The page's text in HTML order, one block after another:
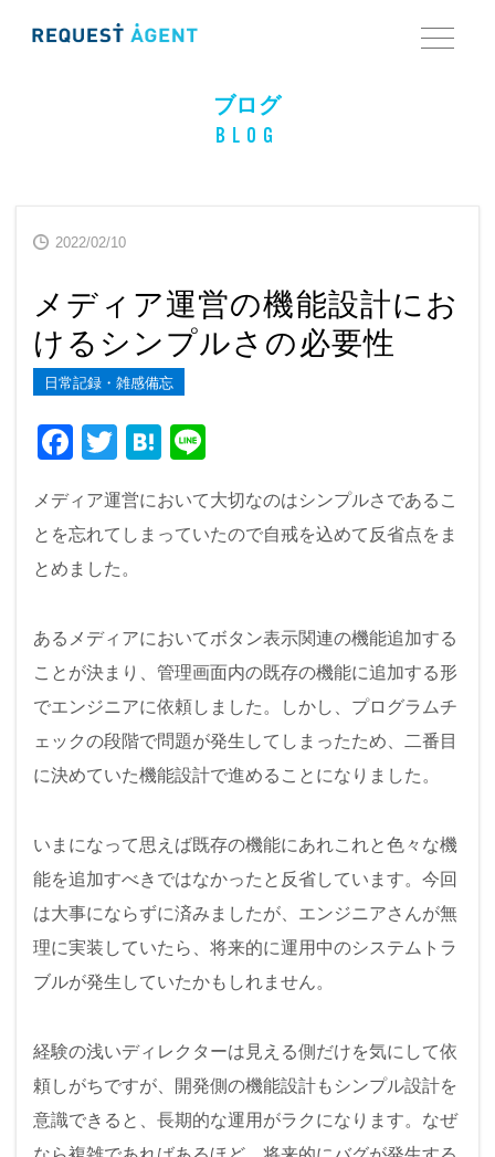
ブログ
BLOG
2022/02/10
メディア運営の機能設計にお
けるシンプルさの必要性
日常記録・雑感備忘
F
c
e
b
o
k
T
tt
er
H
e
n
e
メディア運営において大切なのはシンプルさであるこ
とを忘れてしまっていたので自戒を込めて反省点をま
とめました。
あるメディアにおいてボタン表示関連の機能追加する
ことが決まり、管理画面内の既存の機能に追加する形
でエンジニアに依頼しました。しかし、プログラムチ
ェックの段階で問題が発生してしまったため、二番目
に決めていた機能設計で進めることになりました。
いまになって思えば既存の機能にあれこれと色々な機
能を追加すべきではなかったと反省しています。今回
は大事にならずに済みましたが、エンジニアさんが無
理に実装していたら、将来的に運用中のシステムトラ
ブルが発生していたかもしれません。
経験の浅いディレクターは見える側だけを気にして依
頼しがちですが、開発側の機能設計もシンプル設計を
意識できると、長期的な運用がラクになります。なぜ